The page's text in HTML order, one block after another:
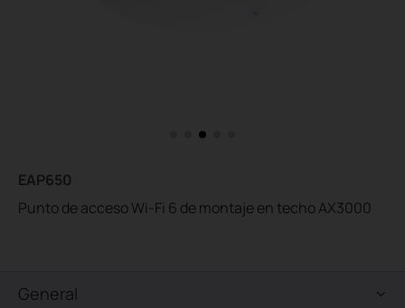
EAP650
Punto de acceso Wi-Fi 6 de montaje en techo AX3000
General